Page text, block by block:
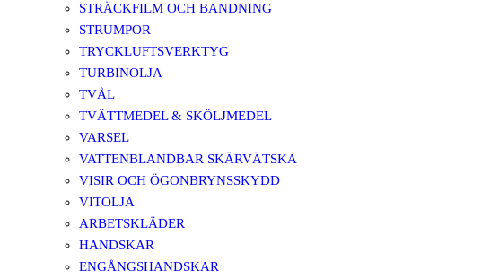
STRÄCKFILM OCH BANDNING
STRUMPOR
TRYCKLUFTSVERKTYG
TURBINOLJA
TVÅL
TVÄTTMEDEL & SKÖLJMEDEL
VARSEL
VATTENBLANDBAR SKÄRVÄTSKA
VISIR OCH ÖGONBRYNSSKYDD
VITOLJA
ARBETSKLÄDER
HANDSKAR
ENGÅNGSHANDSKAR